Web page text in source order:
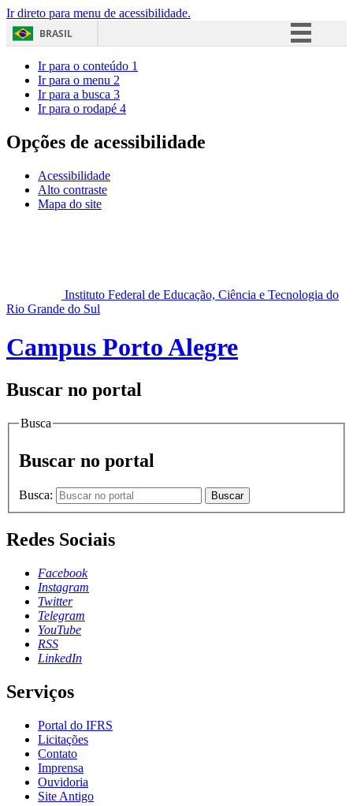
Ir direto para menu de acessibilidade.
BRASIL
Acesso à informação
Ir para o conteúdo 1
Ir para o menu 2
Ir para a busca 3
Ir para o rodapé 4
Opções de acessibilidade
Acessibilidade
Alto contraste
Mapa do site
Instituto Federal de Educação, Ciência e Tecnologia do
Rio Grande do Sul
Campus Porto Alegre
Buscar no portal
Busca
Buscar no portal
Busca: Buscar
Redes Sociais
Facebook
Instagram
Twitter
Telegram
YouTube
RSS
LinkedIn
Serviços
Portal do IFRS
Licitações
Contato
Imprensa
Ouvidoria
Site Antigo